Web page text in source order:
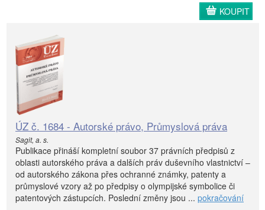
KOUPIT
ÚZ č. 1684 - Autorské právo, Průmyslová práva
Sagit, a. s.
Publikace přináší kompletní soubor 37 právních předpisů z
oblasti autorského práva a dalších práv duševního vlastnictví –
od autorského zákona přes ochranné známky, patenty a
průmyslové vzory až po předpisy o olympijské symbolice či
patentových zástupcích. Poslední změny jsou ... pokračování